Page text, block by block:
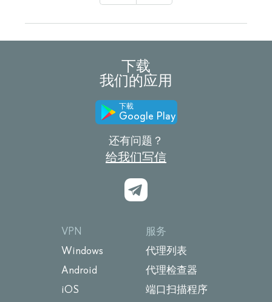
下载
我们的应用
下載
Google Play
还有问题？
给我们写信
VPN
Windows
Android
iOS
服务
代理列表
代理检查器
端口扫描程序